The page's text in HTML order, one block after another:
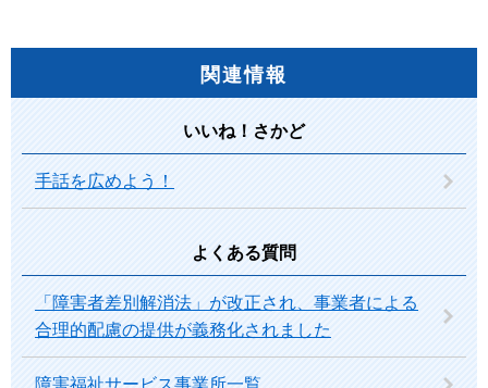
関連情報
いいね！さかど
手話を広めよう！
よくある質問
「障害者差別解消法」が改正され、事業者による
合理的配慮の提供が義務化されました